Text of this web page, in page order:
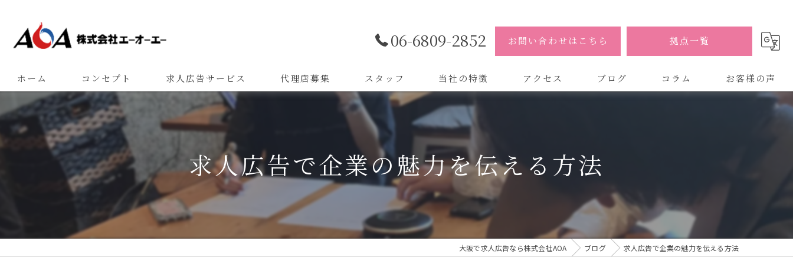
06-6809-2852 お問い合わせはこちら 拠点一覧
ホーム コンセプト 求人広告サービス 代理店募集 スタッフ 当社の特徴
代理店
制作
バイトル
会社
アクセス
株式会社AOA 南森町オフィス
ブログ コラム お客様の声
求人広告で企業の魅力を伝える方法
大阪で求人広告なら株式会社AOA ブログ 求人広告で企業の魅力を伝える方法